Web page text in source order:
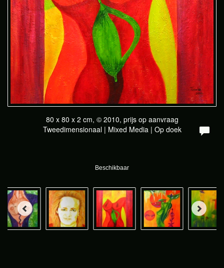
80 x 80 x 2 cm, © 2010, prijs op aanvraag
Tweedimensionaal | Mixed Media | Op doek
Beschikbaar